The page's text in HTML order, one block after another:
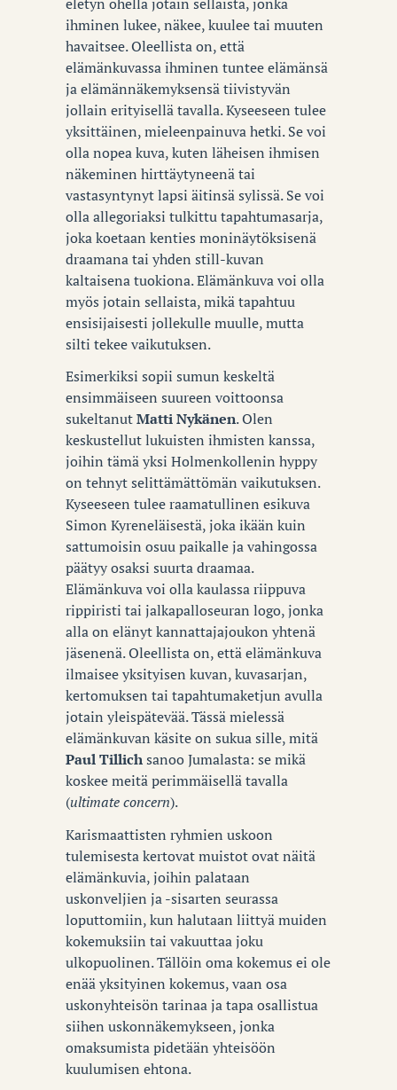
ihminen lukee, näkee, kuulee tai muuten
havaitsee. Oleellista on, että
elämänkuvassa ihminen tuntee elämänsä
ja elämännäkemyksensä tiivistyvän
jollain erityisellä tavalla. Kyseeseen tulee
yksittäinen, mieleenpainuva hetki. Se voi
olla nopea kuva, kuten läheisen ihmisen
näkeminen hirttäytyneenä tai
vastasyntynyt lapsi äitinsä sylissä. Se voi
olla allegoriaksi tulkittu tapahtumasarja,
joka koetaan kenties moninäytöksisenä
draamana tai yhden still-kuvan
kaltaisena tuokiona. Elämänkuva voi olla
myös jotain sellaista, mikä tapahtuu
ensisijaisesti jollekulle muulle, mutta
silti tekee vaikutuksen.
Esimerkiksi sopii sumun keskeltä
ensimmäiseen suureen voittoonsa
sukeltanutMatti Nykänen. Olen
keskustellut lukuisten ihmisten kanssa,
joihin tämä yksi Holmenkollenin hyppy
on tehnyt selittämättömän vaikutuksen.
Kyseeseen tulee raamatullinen esikuva
Simon Kyreneläisestä, joka ikään kuin
sattumoisin osuu paikalle ja vahingossa
päätyy osaksi suurta draamaa.
Elämänkuva voi olla kaulassa riippuva
rippiristi tai jalkapalloseuran logo, jonka
alla on elänyt kannattajajoukon yhtenä
jäsenenä. Oleellista on, että elämänkuva
ilmaisee yksityisen kuvan, kuvasarjan,
kertomuksen tai tapahtumaketjun avulla
jotain yleispätevää. Tässä mielessä
elämänkuvan käsite on sukua sille, mitä
Paul Tillichsanoo Jumalasta: se mikä
koskee meitä perimmäisellä tavalla
(ultimate concern).
Karismaattisten ryhmien uskoon
tulemisesta kertovat muistot ovat näitä
elämänkuvia, joihin palataan
uskonveljien ja -sisarten seurassa
loputtomiin, kun halutaan liittyä muiden
kokemuksiin tai vakuuttaa joku
ulkopuolinen. Tällöin oma kokemus ei ole
enää yksityinen kokemus, vaan osa
uskonyhteisön tarinaa ja tapa osallistua
siihen uskonnäkemykseen, jonka
omaksumista pidetään yhteisöön
kuulumisen ehtona.